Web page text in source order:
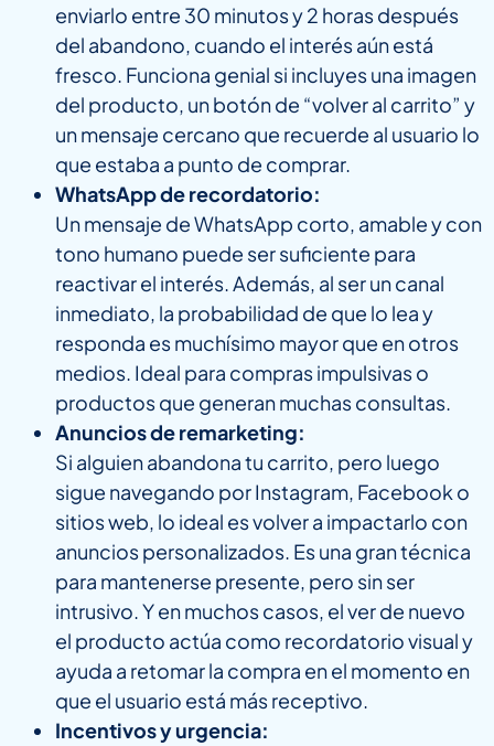
enviarlo entre 30 minutos y 2 horas después
del abandono, cuando el interés aún está
fresco. Funciona genial si incluyes una imagen
del producto, un botón de “volver al carrito” y
un mensaje cercano que recuerde al usuario lo
que estaba a punto de comprar.
WhatsApp de recordatorio:
Un mensaje de WhatsApp corto, amable y con
tono humano puede ser suficiente para
reactivar el interés. Además, al ser un canal
inmediato, la probabilidad de que lo lea y
responda es muchísimo mayor que en otros
medios. Ideal para compras impulsivas o
productos que generan muchas consultas.
Anuncios de remarketing:
Si alguien abandona tu carrito, pero luego
sigue navegando por Instagram, Facebook o
sitios web, lo ideal es volver a impactarlo con
anuncios personalizados. Es una gran técnica
para mantenerse presente, pero sin ser
intrusivo. Y en muchos casos, el ver de nuevo
el producto actúa como recordatorio visual y
ayuda a retomar la compra en el momento en
que el usuario está más receptivo.
Incentivos y urgencia: